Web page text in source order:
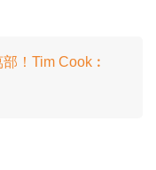
！Tim Cook︰